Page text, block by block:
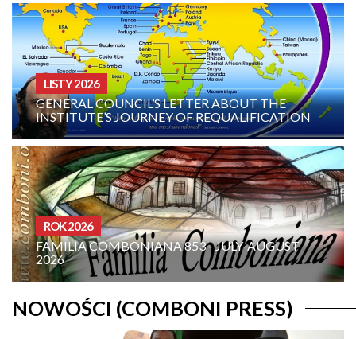
ABOUT THE
REQUALIFICATION
CURIA - (NOTIZIE-NEWS)
INTENCJE RODZINY
SIERPIEŃ 2026
- JULY-AUGUST
OMELIE ANNO A
19TH SUNDAY IN ORDINARY TIME – YEAR A:
“COMMAND ME TO COME
NOWOŚCI (COMBONI PRESS)